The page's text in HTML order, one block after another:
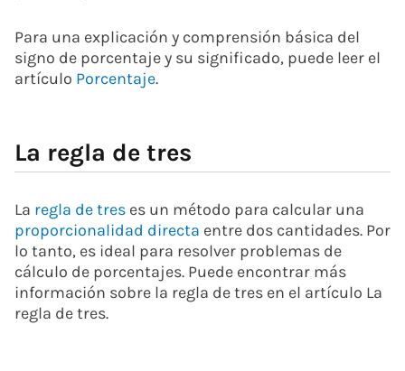
Para una explicación y comprensión básica del
signo de porcentaje y su significado, puede leer el
artículo Porcentaje.
La regla de tres
La regla de tres es un método para calcular una
proporcionalidad directa entre dos cantidades. Por
lo tanto, es ideal para resolver problemas de
cálculo de porcentajes. Puede encontrar más
información sobre la regla de tres en el artículo La
regla de tres.